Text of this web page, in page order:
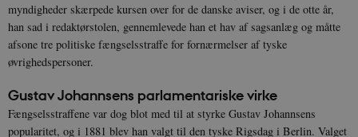
myndigheder skærpede kursen over for de danske aviser, og i de otte år,
han sad i redaktørstolen, gennemlevede han et hav af sagsanlæg og måtte
afsone tre politiske fængselsstraffe for fornærmelser af tyske
øvrighedspersoner.
Gustav Johannsens parlamentariske virke
Fængselsstraffene var dog blot med til at styrke Gustav Johannsens
popularitet, og i 1881 blev han valgt til den tyske Rigsdag i Berlin. Valget